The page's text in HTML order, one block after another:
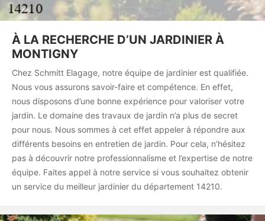
À LA RECHERCHE D’UN JARDINIER À
MONTIGNY
Chez Schmitt Elagage, notre équipe de jardinier est qualifiée.
Nous vous assurons savoir-faire et compétence. En effet,
nous disposons d’une bonne expérience pour valoriser votre
jardin. Le domaine des travaux de jardin n’a plus de secret
pour nous. Nous sommes à cet effet appeler à répondre aux
différents besoins en entretien de jardin. Pour cela, n’hésitez
pas à découvrir notre professionnalisme et l’expertise de notre
équipe. Faites appel à notre service si vous souhaitez obtenir
un service du meilleur jardinier du département 14210.